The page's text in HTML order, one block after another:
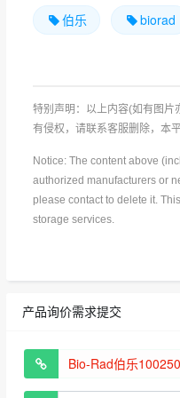
伯乐 biorad
特别声明：以上内容(如有图片
有侵权，请联系客服删除，本
Notice: The content above
authorized manufacturers or
please contact to delete it.
storage services.
产品询价需求提交